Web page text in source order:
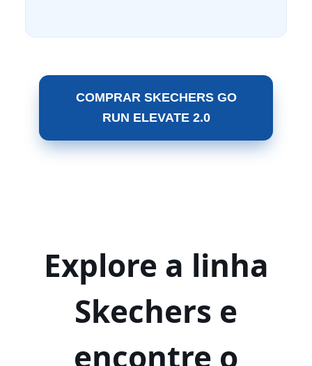
COMPRAR SKECHERS GO
RUN ELEVATE 2.0
Explore a linha
Skechers e
encontre o